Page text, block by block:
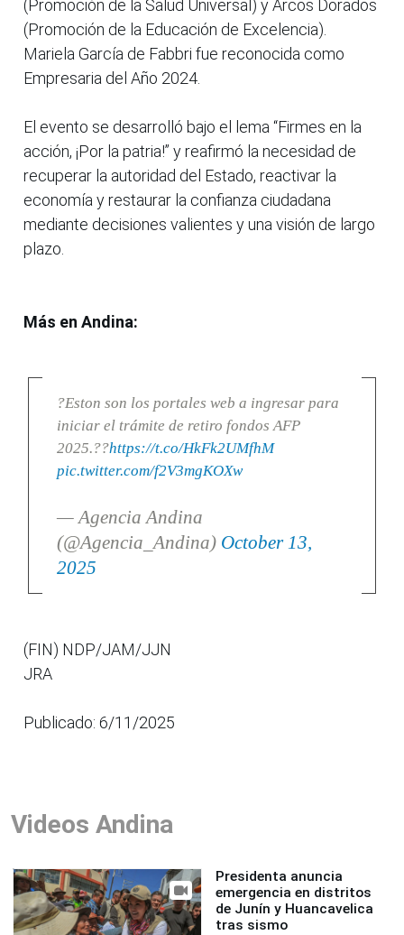
(Promoción de la Salud Universal) y Arcos Dorados
(Promoción de la Educación de Excelencia).
Mariela García de Fabbri fue reconocida como
Empresaria del Año 2024.
El evento se desarrolló bajo el lema “Firmes en la
acción, ¡Por la patria!” y reafirmó la necesidad de
recuperar la autoridad del Estado, reactivar la
economía y restaurar la confianza ciudadana
mediante decisiones valientes y una visión de largo
plazo.
Más en Andina:
?Eston son los portales web a ingresar para
iniciar el trámite de retiro fondos AFP
2025.??https://t.co/HkFk2UMfhM
pic.twitter.com/f2V3mgKOXw
— Agencia Andina
(@Agencia_Andina) October 13,
2025
(FIN) NDP/JAM/JJN
JRA
Publicado: 6/11/2025
Videos Andina
Presidenta anuncia
emergencia en distritos
de Junín y Huancavelica
tras sismo